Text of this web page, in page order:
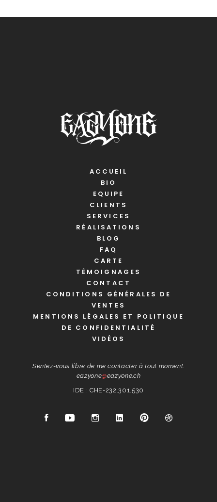
ACCUEIL
BIO
EQUIPE
CLIENTS
SERVICES
RÉALISATIONS
BLOG
FAQ
CARTE
TÉMOIGNAGES
CONTACT
CONDITIONS GÉNÉRALES DE
VENTES
MENTIONS LÉGALES ET POLITIQUE
DE CONFIDENTIALITÉ
VIDÉOS
Sentez-vous libre de me contacter à tout moment.
eazyone@eazyone.ch
IDE : CHE-232.301.530